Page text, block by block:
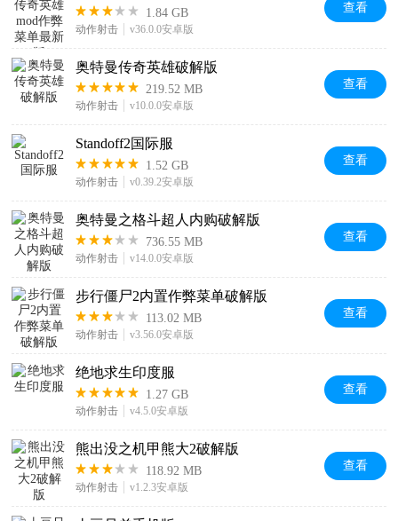
1.84 GB
动作射击 v36.0.0安卓版
查看
奥特曼传奇英雄破解版
219.52 MB
动作射击 v10.0.0安卓版
查看
Standoff2国际服
1.52 GB
动作射击 v0.39.2安卓版
查看
奥特曼之格斗超人内购破解版
736.55 MB
动作射击 v14.0.0安卓版
查看
步行僵尸2内置作弊菜单破解版
113.02 MB
动作射击 v3.56.0安卓版
查看
绝地求生印度服
1.27 GB
动作射击 v4.5.0安卓版
查看
熊出没之机甲熊大2破解版
118.92 MB
动作射击 v1.2.3安卓版
查看